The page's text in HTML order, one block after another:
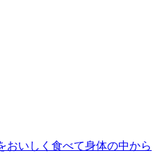
おいしく食べて身体の中から